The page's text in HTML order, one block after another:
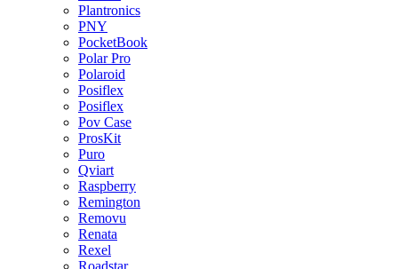
Plantronics
PNY
PocketBook
Polar Pro
Polaroid
Posiflex
Posiflex
Pov Case
ProsKit
Puro
Qviart
Raspberry
Remington
Removu
Renata
Rexel
Roadstar